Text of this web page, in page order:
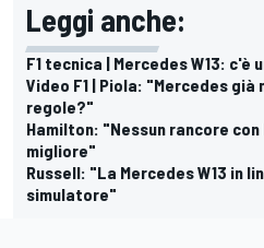
Leggi anche:
F1 tecnica | Mercedes W13:
Video F1 | Piola: "Mercedes
regole?"
Hamilton: "Nessun rancore
migliore"
Russell: "La Mercedes W13 in
simulatore"